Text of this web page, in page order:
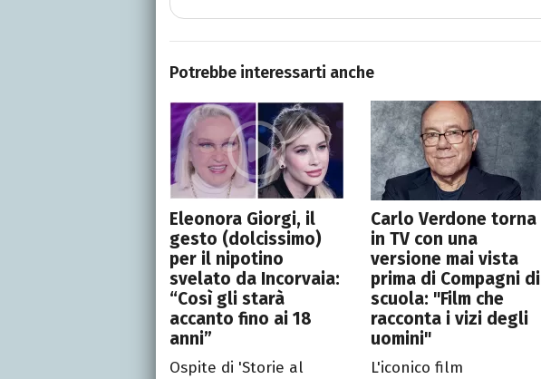
Potrebbe interessarti anche
Eleonora Giorgi, il
gesto (dolcissimo)
per il nipotino
svelato da Incorvaia:
“Così gli starà
accanto fino ai 18
anni”
Ospite di 'Storie al
Carlo Verdone torna
in TV con una
versione mai vista
prima di Compagni di
scuola: "Film che
racconta i vizi degli
uomini"
L'iconico film